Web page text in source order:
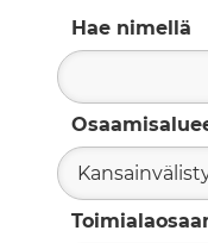
Hae nimellä